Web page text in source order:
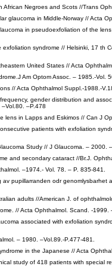
Negroes and Scots //Trans
glaucoma in Middle-Norway // Acta
in pseudoexfoliation of the
syndrome // Helsinki, 17 th
United States // Acta
Am Optom Assoc. – 1985.-Vol.
// Acta Ophthalmol Suppl.-1988.-
gender distribution and
–P.478
in Lapps and Eskimos // Can J
patients with exfoliation
Study // J Glaucoma. – 2000.
and secondary cataract //Br.J.
–1974.- Vol. 78. – P. 835-841.
pupillarranden odr genomlysbarhet
adults //American J. of
// Acta Ophthalmol. Scand. -1999.
associated with exfoliation
– 1980. –Vol.89.-P.477-481.
in the Japanese // Acta
study of 418 patients with special